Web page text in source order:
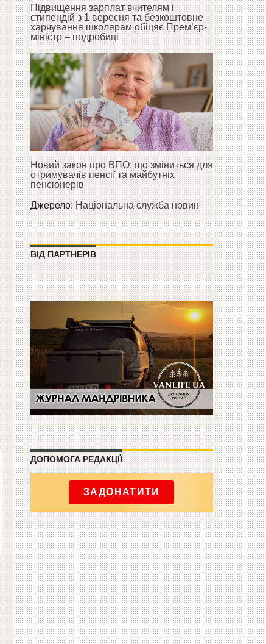
Підвищення зарплат вчителям і
стипендій з 1 вересня та безкоштовне
харчування школярам обіцяє Прем’єр-
міністр – подробиці
Новий закон про ВПО: що зміниться для
отримувачів пенсії та майбутніх
пенсіонерів
Джерело:Національна служба новин
ВІД ПАРТНЕРІВ
ДОПОМОГА РЕДАКЦІЇ
ЗАДОНАТИТИ